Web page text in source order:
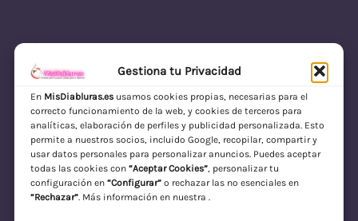
Gestiona tu Privacidad
En MisDiabluras.esusamos cookies propias, necesarias para el
correcto funcionamiento de la web, y cookies de terceros para
analíticas, elaboración de perfiles y publicidad personalizada. Esto
permite a nuestros socios, incluido Google, recopilar, compartir y
usar datos personales para personalizar anuncios. Puedes aceptar
todas las cookies con “Aceptar Cookies”, personalizar tu
configuración en “Configurar”o rechazar las no esenciales en
“Rechazar”. Más información en nuestra .
MisDiabluras | Sexshop Online con Envío
Discreto en España
Acceder